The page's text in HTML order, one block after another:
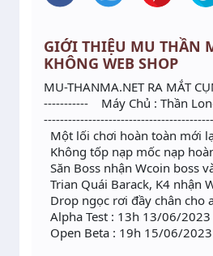
GIỚI THIỆU MU THẦN
KHÔNG WEB SHOP
MU-THANMA.NET RA MẮT
----------- Máy Chủ : Thần
Một lối chơi hoàn toàn mới
Không tốp nạp mốc nạp
Săn Boss nhận Wcoin boss
Trian Quái Barack, K4 nhận
Drop ngọc rơi đầy chân cho
Alpha Test : 13h 13/06/2023
Open Beta : 19h 15/06/2023